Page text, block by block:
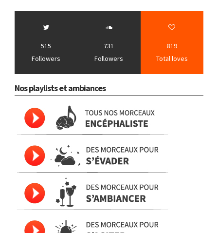
515
Followers
731
Followers
819
Total loves
Nos playlists et ambiances